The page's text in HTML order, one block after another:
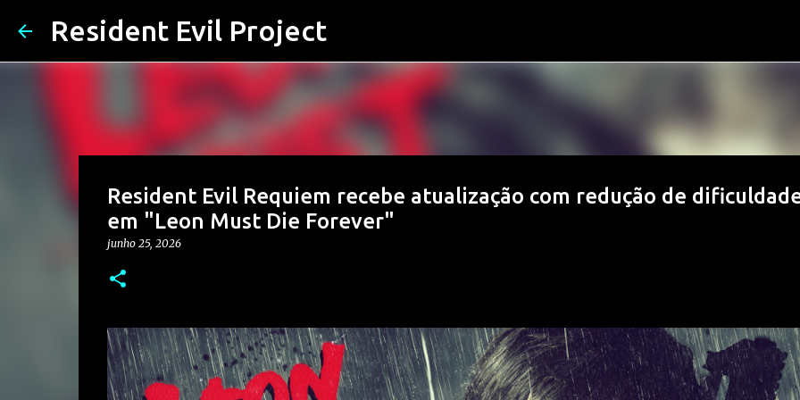
Resident Evil Project
Resident Evil Requiem recebe atualização com redução de
em "Leon Must Die Forever"
junho 25, 2026